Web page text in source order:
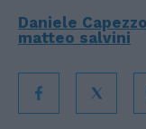
Daniele
matteo salvini